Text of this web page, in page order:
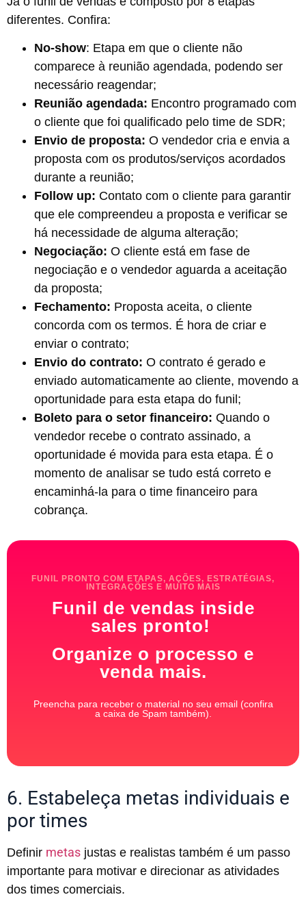
diferentes. Confira:
No-show: Etapa em que o cliente não
comparece à reunião agendada, podendo ser
necessário reagendar;
Reunião agendada: Encontro programado com
o cliente que foi qualificado pelo time de SDR;
Envio de proposta: O vendedor cria e envia a
proposta com os produtos/serviços acordados
durante a reunião;
Follow up: Contato com o cliente para garantir
que ele compreendeu a proposta e verificar se
há necessidade de alguma alteração;
Negociação: O cliente está em fase de
negociação e o vendedor aguarda a aceitação
da proposta;
Fechamento: Proposta aceita, o cliente
concorda com os termos. É hora de criar e
enviar o contrato;
Envio do contrato: O contrato é gerado e
enviado automaticamente ao cliente, movendo a
oportunidade para esta etapa do funil;
Boleto para o setor financeiro: Quando o
vendedor recebe o contrato assinado, a
oportunidade é movida para esta etapa. É o
momento de analisar se tudo está correto e
encaminhá-la para o time financeiro para
cobrança.
FUNIL PRONTO COM ETAPAS, AÇÕES, ESTRATÉGIAS,
INTEGRAÇÕES E MUITO MAIS
Funil de vendas inside
sales pronto!
Organize o processo e
venda mais.
Preencha para receber o material no seu email (confira
a caixa de Spam também).
6. Estabeleça metas individuais e
por times
Definir metas justas e realistas também é um passo
importante para motivar e direcionar as atividades
dos times comerciais.